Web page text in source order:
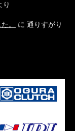
り
。 に 通りすがり